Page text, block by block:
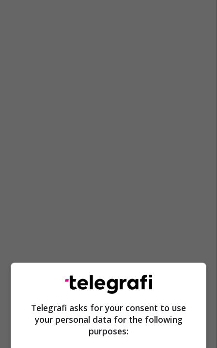
Telegrafi asks for your consent to use
your personal data for the following
purposes: